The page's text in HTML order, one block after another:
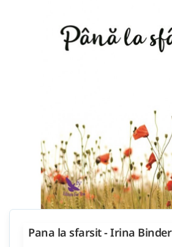
Pana la sfarsit - Irina Binder